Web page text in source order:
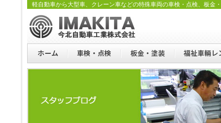
軽自動車から大型車、クレーン車などの特殊車両の車検・点検、板金